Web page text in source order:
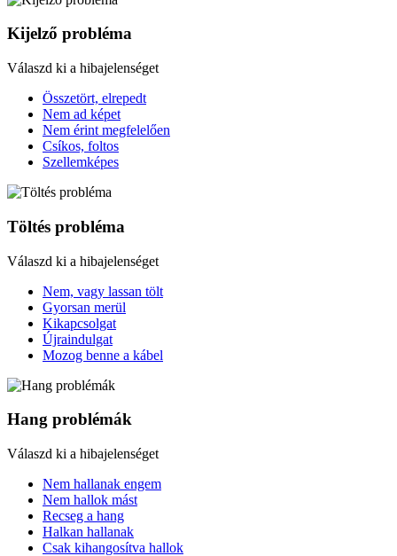
Kijelző probléma
Válaszd ki a hibajelenséget
Összetört, elrepedt
Nem ad képet
Nem érint megfelelően
Csíkos, foltos
Szellemképes
Töltés probléma
Válaszd ki a hibajelenséget
Nem, vagy lassan tölt
Gyorsan merül
Kikapcsolgat
Újraindulgat
Mozog benne a kábel
Hang problémák
Válaszd ki a hibajelenséget
Nem hallanak engem
Nem hallok mást
Recseg a hang
Halkan hallanak
Csak kihangosítva hallok